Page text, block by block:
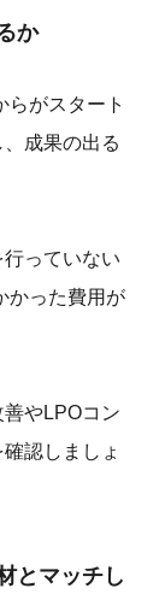
か
らがスタート
成果の出る
っていない
かった費用が
やLPOコン
認しましょ
とマッチし